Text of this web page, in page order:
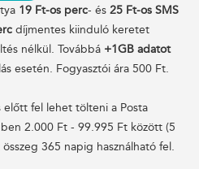
19 Ft-os perc- és 25 Ft-os SMS
díjmentes kiinduló keretet
nélkül. Továbbá +1GB adatot
esetén. Fogyasztói ára 500 Ft.
előtt fel lehet tölteni a Posta
2.000 Ft - 99.995 Ft között (5
365 napig használható fel.